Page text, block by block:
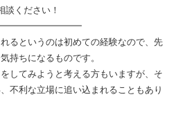
ください！
るというのは初めての経験なので、先
持ちになるものです。
してみようと考える方もいますが、そ
不利な立場に追い込まれることもあり